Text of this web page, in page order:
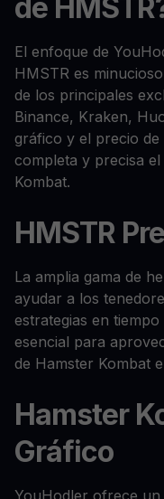
de
El enfoque de
HMSTR es
de los principales
Binance, Kraken,
gráfico y el precio
completa y precisa
Kombat.
HMSTR
La amplia gama de
ayudar a los
estrategias en
esencial para
de Hamster Kombat
Hamster
Gráfico